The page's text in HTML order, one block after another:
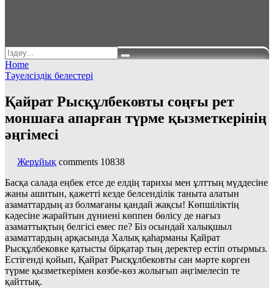
Home
Тәуелсіздік белестері
Қайрат Рысқұлбековты соңғы рет
моншаға апарған түрме қызметкерінің
әңгімесі
Жерұйық comments 10838
Басқа салада еңбек етсе де елдің тарихы мен ұлттың мүддесіне
жаны ашитын, қажетті кезде белсенділік таныта алатын
азаматтардың аз болмағаны қандай жақсы! Көпшіліктің
кәдесіне жарайтын дүниені көппен бөлісу де нағыз
азаматтықтың белгісі емес пе? Біз осындай халықшыл
азаматтардың арқасында Халық қаһарманы Қайрат
Рысқұлбековке қатысты бірқатар тың деректер естіп отырмыз.
Естігенді қойып, Қайрат Рысқұлбековты сан мәрте көрген
түрме қызметкерімен көзбе-көз жолығып әңгімелесіп те
қайттық.